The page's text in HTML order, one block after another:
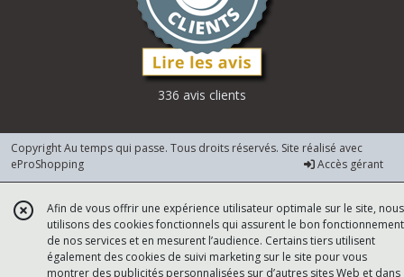
336 avis clients
Copyright Au temps qui passe. Tous droits réservés. Site réalisé avec
eProShopping
Accès gérant
Afin de vous offrir une expérience utilisateur optimale sur le site, nous
utilisons des cookies fonctionnels qui assurent le bon fonctionnement
de nos services et en mesurent l’audience. Certains tiers utilisent
également des cookies de suivi marketing sur le site pour vous
montrer des publicités personnalisées sur d’autres sites Web et dans